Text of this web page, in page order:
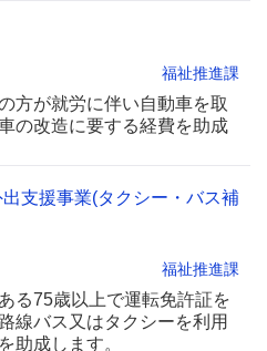
福祉推進課
方が就労に伴い自動車を取
の改造に要する経費を助成
支援事業(タクシー・バス補
福祉推進課
る75歳以上で運転免許証を
線バス又はタクシーを利用
助成します。